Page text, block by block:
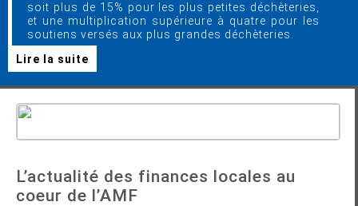
soit plus de 15% pour les plus petites déchèteries,
et une multiplication supérieure à quatre pour les
soutiens versés aux plus grandes déchèteries.
Lire la suite
L’actualité des finances locales au
coeur de l’AMF